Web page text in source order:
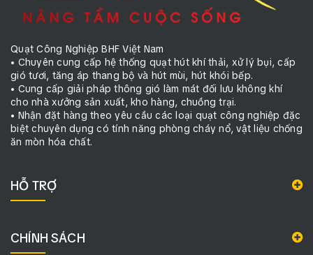
Quạt Công Nghiệp BHF Việt Nam
• Chuyên cung cấp hệ thống quạt hút khí thải, xử lý bụi, cấp
gió tươi, tăng áp thang bộ và hút mùi, hút khói bếp.
• Cung cấp giải pháp thông gió làm mát đối lưu không khí
cho nhà xưởng sản xuất, kho hàng, chuồng trại.
• Nhận đặt hàng theo yêu cầu các loại quạt công nghiệp đặc
biệt chuyên dụng có tính năng phòng cháy nổ, vật liệu chống
ăn mòn hóa chất.
HỖ TRỢ
CHÍNH SÁCH